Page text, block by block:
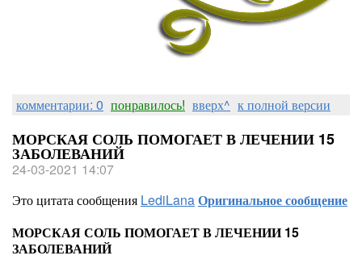
комментарии: 0 понравилось! вверх^ к полной версии
МОРСКАЯ СОЛЬ ПОМОГАЕТ В ЛЕЧЕНИИ 15
ЗАБОЛЕВАНИЙ
24-03-2021 14:07
Это цитата сообщения LediLanaОригинальное сообщение
МОРСКАЯ СОЛЬ ПОМОГАЕТ В ЛЕЧЕНИИ 15
ЗАБОЛЕВАНИЙ